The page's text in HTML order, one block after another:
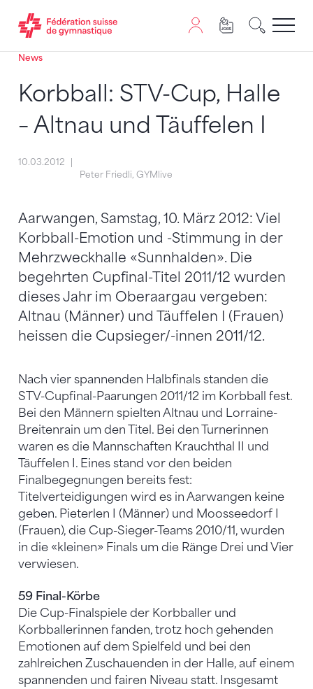
Passer au contenu
Naviguer vers le plan du siten
JavaScript est nécessaire pour naviguer sur ce site.
News
Korbball: STV-Cup, Halle
– Altnau und Täuffelen I
10.03.2012
Peter Friedli, GYMlive
Aarwangen, Samstag, 10. März 2012: Viel
Korbball-Emotion und -Stimmung in der
Mehrzweckhalle «Sunnhalden». Die
begehrten Cupfinal-Titel 2011/12 wurden
dieses Jahr im Oberaargau vergeben:
Altnau (Männer) und Täuffelen I (Frauen)
heissen die Cupsieger/-innen 2011/12.
Nach vier spannenden Halbfinals standen die
STV-Cupfinal-Paarungen 2011/12 im Korbball fest.
Bei den Männern spielten Altnau und Lorraine-
Breitenrain um den Titel. Bei den Turnerinnen
waren es die Mannschaften Krauchthal II und
Täuffelen I. Eines stand vor den beiden
Finalbegegnungen bereits fest:
Titelverteidigungen wird es in Aarwangen keine
geben. Pieterlen I (Männer) und Moosseedorf I
(Frauen), die Cup-Sieger-Teams 2010/11, wurden
in die «kleinen» Finals um die Ränge Drei und Vier
verwiesen.
59 Final-Körbe
Die Cup-Finalspiele der Korbballer und
Korbballerinnen fanden, trotz hoch gehenden
Emotionen auf dem Spielfeld und bei den
zahlreichen Zuschauenden in der Halle, auf einem
spannenden und fairen Niveau statt. Insgesamt